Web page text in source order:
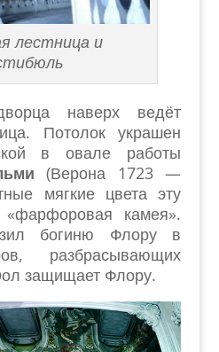
лестница и
наверх ведёт
Потолок украшен
в овале работы
(Верона 1723 —
мягкие цвета эту
камея».
богиню Флору в
разбрасывающих
защищает Флору.